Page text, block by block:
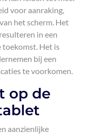
voor aanraking,
het scherm. Het
in een
toekomst. Het is
bij een
te voorkomen.
op de
aanzienlijke